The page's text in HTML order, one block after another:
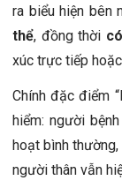
ra biểu hiện bên
thể, đồng thời
xúc trực tiếp
Chính đặc điểm
hiểm: người
hoạt bình
người thân vẫn